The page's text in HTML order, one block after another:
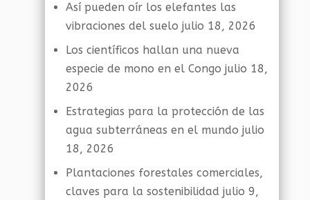
Así pueden oír los elefantes las
vibraciones del suelo julio 18, 2026
Los científicos hallan una nueva
especie de mono en el Congo julio 18,
2026
Estrategias para la protección de las
agua subterráneas en el mundo julio
18, 2026
Plantaciones forestales comerciales,
claves para la sostenibilidad julio 9,